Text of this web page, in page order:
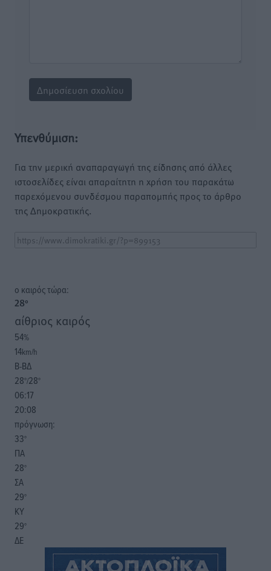
Υπενθύμιση:
Για την μερική αναπαραγωγή της είδησης από άλλες
ιστοσελίδες είναι απαραίτητη η χρήση του παρακάτω
παρεχόμενου συνδέσμου παραπομπής προς το άρθρο
της Δημοκρατικής.
o καιρός τώρα:
28°
αίθριος καιρός
54%
14km/h
Β-ΒΔ
28°/28°
06:17
20:08
πρόγνωση:
33°
ΠΑ
28°
ΣΑ
29°
ΚΥ
29°
ΔΕ